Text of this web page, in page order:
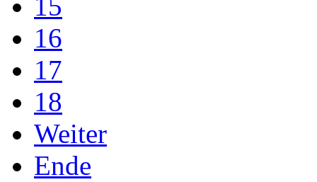
15
16
17
18
Weiter
Ende